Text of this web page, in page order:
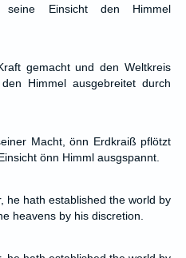
Einsicht den Himmel
gemacht und den Weltkreis
Himmel ausgebreitet durch
Macht, önn Erdkraiß pflötzt
önn Himml ausgspannt.
he hath established the world by
heavens by his discretion.